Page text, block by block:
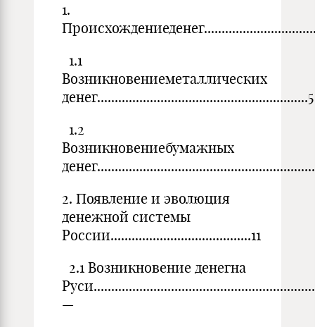
1.
1.1
Возникновениеметаллических
денег............................................................5
1.2
Возникновениебумажных
2. Появление и эволюция
денежной системы
России........................................11
2.1 Возникновение денегна
—